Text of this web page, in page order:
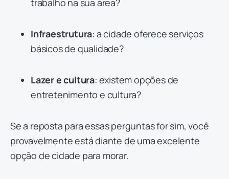
trabalho na sua área?
Infraestrutura: a cidade oferece serviços
básicos de qualidade?
Lazer e cultura: existem opções de
entretenimento e cultura?
Se a reposta para essas perguntas for sim, você
provavelmente está diante de uma excelente
opção de cidade para morar.